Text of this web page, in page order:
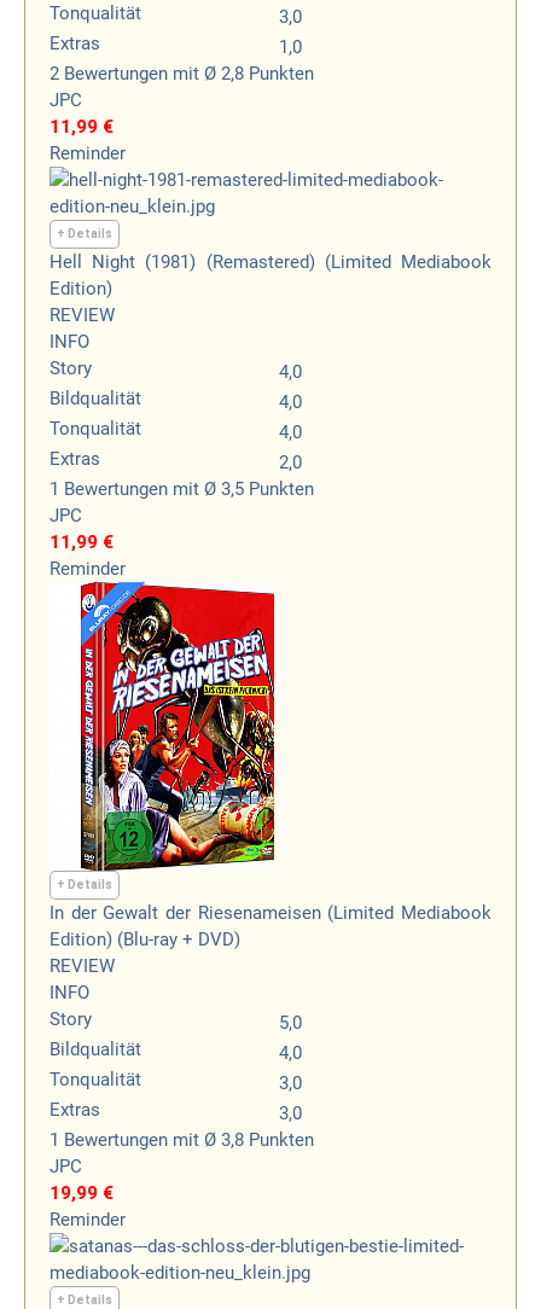
Tonqualität
3,0
Extras
1,0
2 Bewertungen mit Ø 2,8 Punkten
JPC
11,99 €
Reminder
+ Details
Hell Night (1981) (Remastered) (Limited Mediabook
Edition)
REVIEW
INFO
Story
4,0
Bildqualität
4,0
Tonqualität
4,0
Extras
2,0
1 Bewertungen mit Ø 3,5 Punkten
JPC
11,99 €
Reminder
+ Details
In der Gewalt der Riesenameisen (Limited Mediabook
Edition) (Blu-ray + DVD)
REVIEW
INFO
Story
5,0
Bildqualität
4,0
Tonqualität
3,0
Extras
3,0
1 Bewertungen mit Ø 3,8 Punkten
JPC
19,99 €
Reminder
+ Details